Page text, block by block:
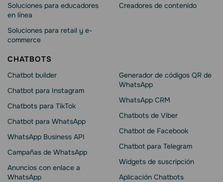
Soluciones para educadores
en línea
Soluciones para retail y e-
commerce
Creadores de contenido
CHATBOTS
Chatbot builder
Chatbot para Instagram
Chatbots para TikTok
Chatbot para WhatsApp
WhatsApp Business API
Campañas de WhatsApp
Anuncios con enlace a
WhatsApp
Generador de códigos QR de
WhatsApp
WhatsApp CRM
Chatbots de Viber
Chatbot de Facebook
Chatbot para Telegram
Widgets de suscripción
Aplicación Chatbots